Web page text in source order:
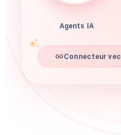
Agents IA
Connecteur